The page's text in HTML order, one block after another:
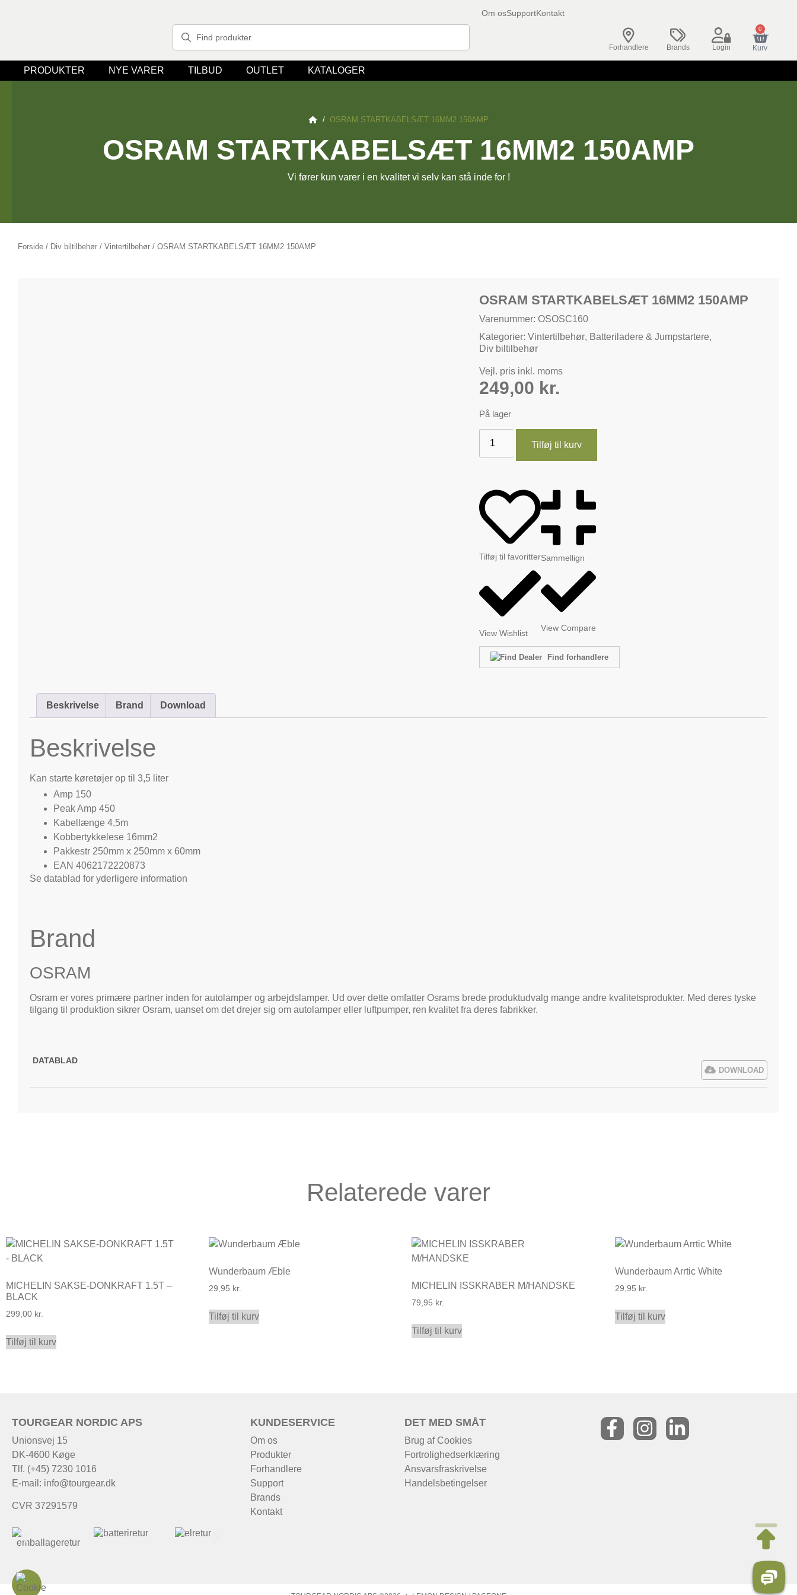
Om osSupportKontakt
Forhandlere Brands Login
0
Kurv
PRODUKTER NYE VARER TILBUD OUTLET KATALOGER
/ OSRAM STARTKABELSÆT 16MM2 150AMP
OSRAM STARTKABELSÆT 16MM2 150AMP
Vi fører kun varer i en kvalitet vi selv kan stå inde for !
Forside / Div biltilbehør / Vintertilbehør / OSRAM STARTKABELSÆT 16MM2 150AMP
OSRAM STARTKABELSÆT 16MM2 150AMP
Varenummer: OSOSC160
Kategorier:Vintertilbehør, Batteriladere & Jumpstartere,
Div biltilbehør
Vejl. pris inkl. moms
249,00 kr.
På lager
Tilføj til kurv
Tilføj til favoritter
View Wishlist
Sammellign
View Compare
Find forhandlere
Beskrivelse Brand Download
Beskrivelse
Kan starte køretøjer op til 3,5 liter
Amp 150
Peak Amp 450
Kabellænge 4,5m
Kobbertykkelese 16mm2
Pakkestr 250mm x 250mm x 60mm
EAN 4062172220873
Se datablad for yderligere information
Brand
OSRAM
Osram er vores primære partner inden for autolamper og arbejdslamper. Ud over dette omfatter Osrams brede produktudvalg mange andre kvalitetsprodukter. Med deres tyske
tilgang til produktion sikrer Osram, uanset om det drejer sig om autolamper eller luftpumper, ren kvalitet fra deres fabrikker.
DATABLAD
DOWNLOAD
Relaterede varer
MICHELIN SAKSE-DONKRAFT 1.5T –
BLACK
299,00 kr.
Tilføj til kurv
Wunderbaum Æble
29,95 kr.
Tilføj til kurv
MICHELIN ISSKRABER M/HANDSKE
79,95 kr.
Tilføj til kurv
Wunderbaum Arrtic White
29,95 kr.
Tilføj til kurv
TOURGEAR NORDIC APS
Unionsvej 15
DK-4600 Køge
Tlf. (+45) 7230 1016
E-mail: info@tourgear.dk
CVR 37291579
KUNDESERVICE
Om os
Produkter
Forhandlere
Support
Brands
Kontakt
DET MED SMÅT
Brug af Cookies
Fortrolighedserklæring
Ansvarsfraskrivelse
Handelsbetingelser